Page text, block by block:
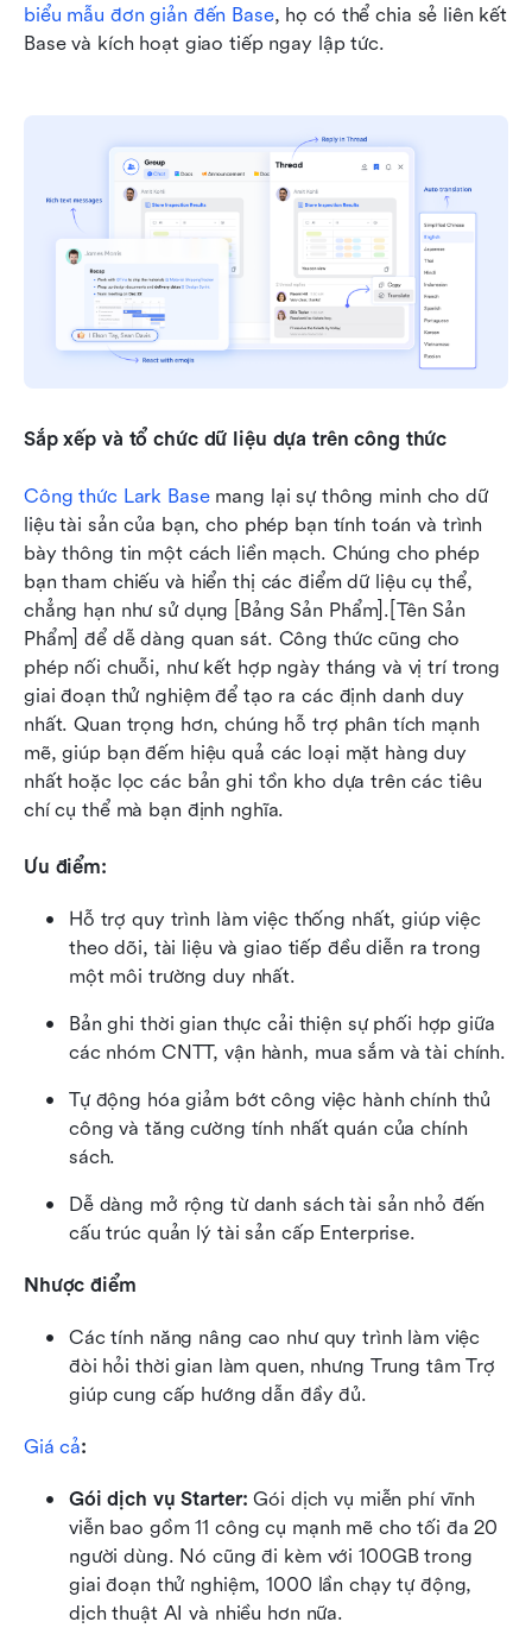
biểu mẫu đơn giản đến Base, họ có thể chia sẻ liên kết
Base và kích hoạt giao tiếp ngay lập tức.
Sắp xếp và tổ chức dữ liệu dựa trên công thức
Công thức Lark Base mang lại sự thông minh cho dữ
liệu tài sản của bạn, cho phép bạn tính toán và trình
bày thông tin một cách liền mạch. Chúng cho phép
bạn tham chiếu và hiển thị các điểm dữ liệu cụ thể,
chẳng hạn như sử dụng [Bảng Sản Phẩm].[Tên Sản
Phẩm] để dễ dàng quan sát. Công thức cũng cho
phép nối chuỗi, như kết hợp ngày tháng và vị trí trong
giai đoạn thử nghiệm để tạo ra các định danh duy
nhất. Quan trọng hơn, chúng hỗ trợ phân tích mạnh
mẽ, giúp bạn đếm hiệu quả các loại mặt hàng duy
nhất hoặc lọc các bản ghi tồn kho dựa trên các tiêu
chí cụ thể mà bạn định nghĩa.
Ưu điểm:
Hỗ trợ quy trình làm việc thống nhất, giúp việc
theo dõi, tài liệu và giao tiếp đều diễn ra trong
một môi trường duy nhất.
Bản ghi thời gian thực cải thiện sự phối hợp giữa
các nhóm CNTT, vận hành, mua sắm và tài chính.
Tự động hóa giảm bớt công việc hành chính thủ
công và tăng cường tính nhất quán của chính
sách.
Dễ dàng mở rộng từ danh sách tài sản nhỏ đến
cấu trúc quản lý tài sản cấp Enterprise.
Nhược điểm
Các tính năng nâng cao như quy trình làm việc
đòi hỏi thời gian làm quen, nhưng Trung tâm Trợ
giúp cung cấp hướng dẫn đầy đủ.
Giá cả:
Gói dịch vụ Starter: Gói dịch vụ miễn phí vĩnh
viễn bao gồm 11 công cụ mạnh mẽ cho tối đa 20
người dùng. Nó cũng đi kèm với 100GB trong
giai đoạn thử nghiệm, 1000 lần chạy tự động,
dịch thuật AI và nhiều hơn nữa.